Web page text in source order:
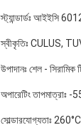
স্ট্যান্ডার্ডঃ আইইসি
স্বীকৃতিঃ CULUS,
উপাদানঃ শেল -
অপারেটিং তাপমাত্রাঃ
সোল্ডারযোগ্যতাঃ